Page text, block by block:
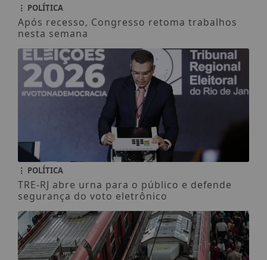
POLÍTICA
Após recesso, Congresso retoma trabalhos
nesta semana
POLÍTICA
TRE-RJ abre urna para o público e defende
segurança do voto eletrônico